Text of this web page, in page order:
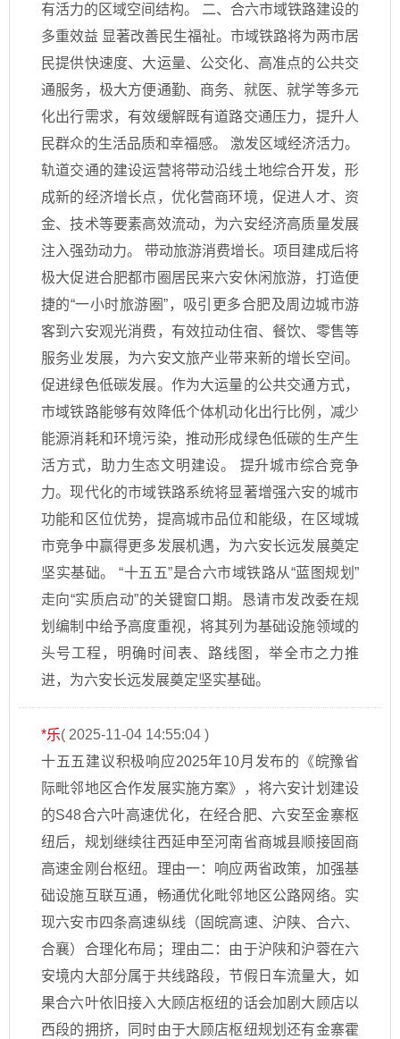
有活力的区域空间结构。 二、合六市域铁路建设的
多重效益 显著改善民生福祉。市域铁路将为两市居
民提供快速度、大运量、公交化、高准点的公共交
通服务，极大方便通勤、商务、就医、就学等多元
化出行需求，有效缓解既有道路交通压力，提升人
民群众的生活品质和幸福感。 激发区域经济活力。
轨道交通的建设运营将带动沿线土地综合开发，形
成新的经济增长点，优化营商环境，促进人才、资
金、技术等要素高效流动，为六安经济高质量发展
注入强劲动力。 带动旅游消费增长。项目建成后将
极大促进合肥都市圈居民来六安休闲旅游，打造便
捷的“一小时旅游圈”，吸引更多合肥及周边城市游
客到六安观光消费，有效拉动住宿、餐饮、零售等
服务业发展，为六安文旅产业带来新的增长空间。
促进绿色低碳发展。作为大运量的公共交通方式，
市域铁路能够有效降低个体机动化出行比例，减少
能源消耗和环境污染，推动形成绿色低碳的生产生
活方式，助力生态文明建设。 提升城市综合竞争
力。现代化的市域铁路系统将显著增强六安的城市
功能和区位优势，提高城市品位和能级，在区域城
市竞争中赢得更多发展机遇，为六安长远发展奠定
坚实基础。 “十五五”是合六市域铁路从“蓝图规划”
走向“实质启动”的关键窗口期。恳请市发改委在规
划编制中给予高度重视，将其列为基础设施领域的
头号工程，明确时间表、路线图，举全市之力推
进，为六安长远发展奠定坚实基础。
*乐( 2025-11-04 14:55:04 )
十五五建议积极响应2025年10月发布的《皖豫省
际毗邻地区合作发展实施方案》，将六安计划建设
的S48合六叶高速优化，在经合肥、六安至金寨枢
纽后，规划继续往西延申至河南省商城县顺接固商
高速金刚台枢纽。理由一：响应两省政策，加强基
础设施互联互通，畅通优化毗邻地区公路网络。实
现六安市四条高速纵线（固皖高速、沪陕、合六、
合襄）合理化布局；理由二：由于沪陕和沪蓉在六
安境内大部分属于共线路段，节假日车流量大，如
果合六叶依旧接入大顾店枢纽的话会加剧大顾店以
西段的拥挤，同时由于大顾店枢纽规划还有金寨霍